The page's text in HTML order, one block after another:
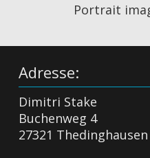
Portrait
Adresse:
Dimitri Stake
Buchenweg 4
27321 Thedinghausen